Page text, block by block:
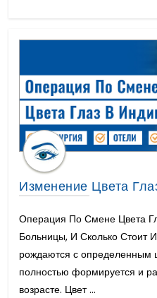
Мужское Бесплодие
Пересадка костного
Операция
Отслоение Сетчатки
Бесплодие у женщин
Все на 6
Болезнь Пейрони
Установка
Шейная
Рак простаты
Лечение Эпилепсии
Микродискэктомия
Инвизилайн
Царапина Роговицы
Искусственное
Изменение Цвета
Операция По Смене Цвета
Больницы, И Сколько Стоит
рождаются с определенным
полностью формируется и
возрасте. Цвет ...